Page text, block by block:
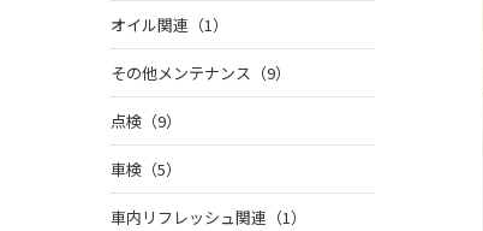
オイル関連（1）
その他メンテナンス（9）
点検（9）
車検（5）
車内リフレッシュ関連（1）